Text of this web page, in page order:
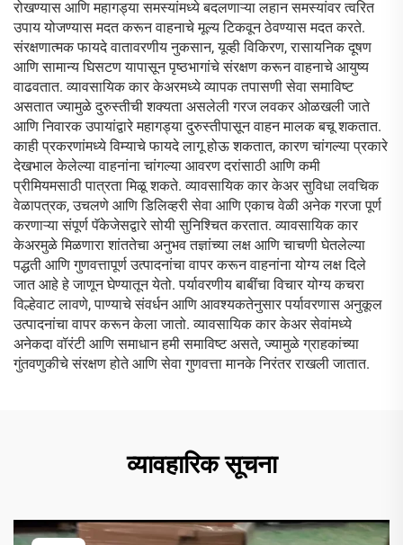
रोखण्यास आणि महागड्या समस्यांमध्ये बदलणाऱ्या लहान समस्यांवर त्वरित
उपाय योजण्यास मदत करून वाहनाचे मूल्य टिकवून ठेवण्यास मदत करते.
संरक्षणात्मक फायदे वातावरणीय नुकसान, यूव्ही विकिरण, रासायनिक दूषण
आणि सामान्य घिसटण यापासून पृष्ठभागांचे संरक्षण करून वाहनाचे आयुष्य
वाढवतात. व्यावसायिक कार केअरमध्ये व्यापक तपासणी सेवा समाविष्ट
असतात ज्यामुळे दुरुस्तीची शक्यता असलेली गरज लवकर ओळखली जाते
आणि निवारक उपायांद्वारे महागड्या दुरुस्तीपासून वाहन मालक बचू शकतात.
काही प्रकरणांमध्ये विम्याचे फायदे लागू होऊ शकतात, कारण चांगल्या प्रकारे
देखभाल केलेल्या वाहनांना चांगल्या आवरण दरांसाठी आणि कमी
प्रीमियमसाठी पात्रता मिळू शकते. व्यावसायिक कार केअर सुविधा लवचिक
वेळापत्रक, उचलणे आणि डिलिव्हरी सेवा आणि एकाच वेळी अनेक गरजा पूर्ण
करणाऱ्या संपूर्ण पॅकेजेसद्वारे सोयी सुनिश्चित करतात. व्यावसायिक कार
केअरमुळे मिळणारा शांततेचा अनुभव तज्ञांच्या लक्ष आणि चाचणी घेतलेल्या
पद्धती आणि गुणवत्तापूर्ण उत्पादनांचा वापर करून वाहनांना योग्य लक्ष दिले
जात आहे हे जाणून घेण्यातून येतो. पर्यावरणीय बाबींचा विचार योग्य कचरा
विल्हेवाट लावणे, पाण्याचे संवर्धन आणि आवश्यकतेनुसार पर्यावरणास अनुकूल
उत्पादनांचा वापर करून केला जातो. व्यावसायिक कार केअर सेवांमध्ये
अनेकदा वॉरंटी आणि समाधान हमी समाविष्ट असते, ज्यामुळे ग्राहकांच्या
गुंतवणुकीचे संरक्षण होते आणि सेवा गुणवत्ता मानके निरंतर राखली जातात.
व्यावहारिक सूचना